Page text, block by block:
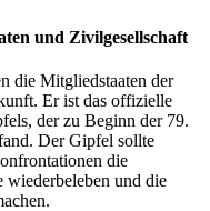
und Zivilgesellschaft
die Mitgliedstaaten der
Er ist das offizielle
der zu Beginn der 79.
Der Gipfel sollte
die
wiederbeleben und die